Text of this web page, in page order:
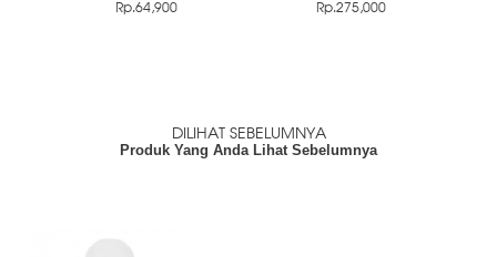
Rp.64,900 Rp.275,000
DILIHAT SEBELUMNYA
Produk Yang Anda Lihat Sebelumnya